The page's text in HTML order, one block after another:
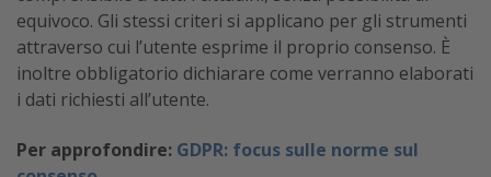
equivoco. Gli stessi criteri si applicano per gli strumenti
attraverso cui l’utente esprime il proprio consenso. È
inoltre obbligatorio dichiarare come verranno elaborati
i dati richiesti all’utente.
Per approfondire: GDPR: focus sulle norme sul